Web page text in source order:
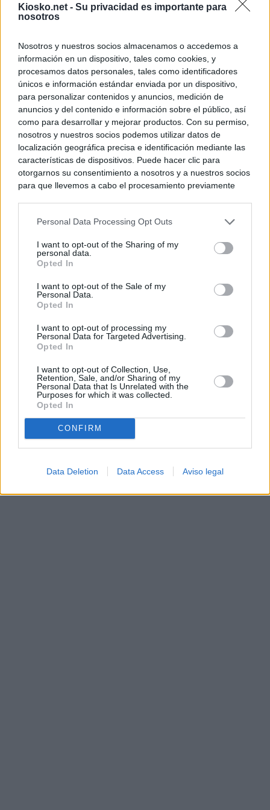
Kiosko.net - Su privacidad es importante para
nosotros
Nosotros y nuestros socios almacenamos o accedemos a
información en un dispositivo, tales como cookies, y
procesamos datos personales, tales como identificadores
únicos e información estándar enviada por un dispositivo,
para personalizar contenidos y anuncios, medición de
anuncios y del contenido e información sobre el público, así
como para desarrollar y mejorar productos. Con su permiso,
nosotros y nuestros socios podemos utilizar datos de
localización geográfica precisa e identificación mediante las
características de dispositivos. Puede hacer clic para
otorgarnos su consentimiento a nosotros y a nuestros socios
para que llevemos a cabo el procesamiento previamente
negar su consentimiento. Tenga en cuenta que algún
de su consentimiento, pero usted tiene el derecho de
rechazar tal procesamiento. Sus preferencias se aplicarán
cualquier momento entrando de nuevo en este sitio web o
visitando nuestra política de privacidad.
Personal Data Processing Opt Outs
I want to opt-out of the Sharing of my
personal data.
Opted In
I want to opt-out of the Sale of my
Personal Data.
Opted In
I want to opt-out of processing my
Personal Data for Targeted Advertising.
Opted In
I want to opt-out of Collection, Use,
Retention, Sale, and/or Sharing of my
Personal Data that Is Unrelated with the
Purposes for which it was collected.
Opted In
CONFIRM
Data Deletion Data Access Aviso legal